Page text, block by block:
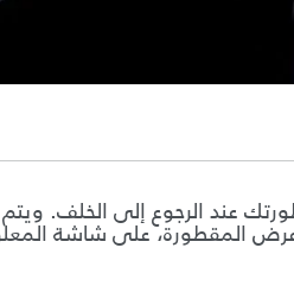
عند الرجوع إلى الخلف.
المقطورة، على شاشة